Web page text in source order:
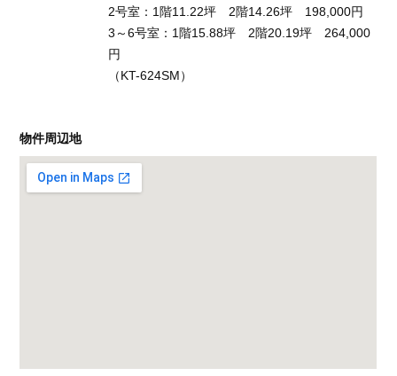
2号室：1階11.22坪 2階14.26坪 198,000円
3～6号室：1階15.88坪 2階20.19坪 264,000
円
（KT-624SM）
物件周辺地